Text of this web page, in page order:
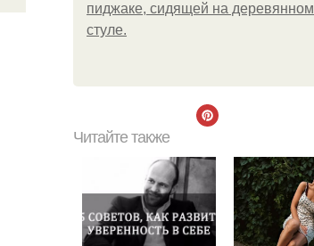
пиджаке, сидящей на деревянном
стуле.
Читайте также